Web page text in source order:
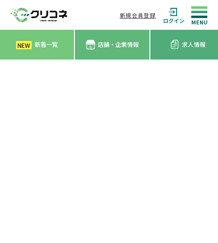
新規会員登録
ログイン
NEW 新着一覧 店舗・企業情報 求人情報